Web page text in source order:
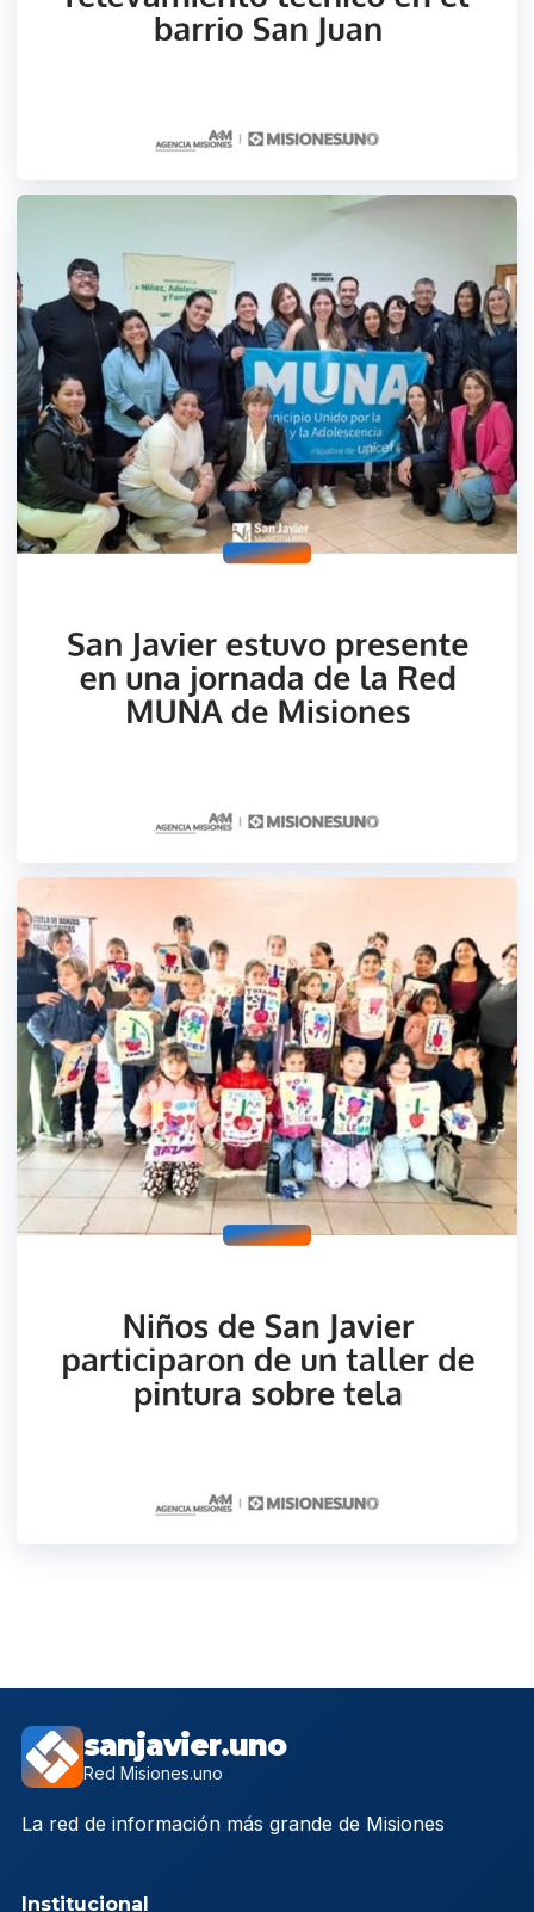
sanjavier.uno
Red Misiones.uno
La red de información más grande de Misiones
Institucional